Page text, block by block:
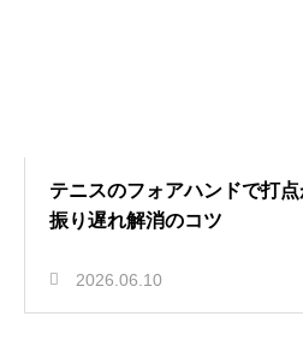
テニスのフォアハンドで打点
振り遅れ解消のコツ
2026.06.10